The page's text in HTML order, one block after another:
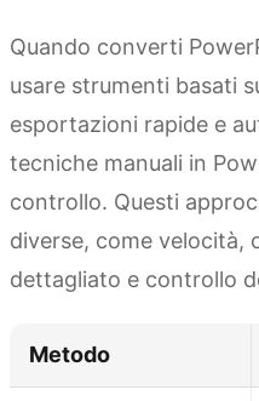
Quando converti
usare strumenti basati
esportazioni rapide e
tecniche manuali in
controllo. Questi
diverse, come velocità,
dettagliato e controllo
Metodo